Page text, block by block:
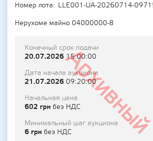
Номер лота
LLE001-UA-20260714-
Нерухоме майно 04000000-8
Архивный
Конечный срок подачи
20.07.202615:00:00
Дата начала аукциона
21.07.2026 09:20:00
Начальная цена
602 грн без НДС
Минимальный шаг аукциона
6 грн без НДС